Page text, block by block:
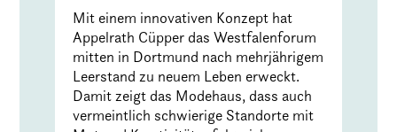
Mit einem innovativen Konzept hat
Appelrath Cüpper das Westfalenforum
mitten in Dortmund nach mehrjährigem
Leerstand zu neuem Leben erweckt.
Damit zeigt das Modehaus, dass auch
vermeintlich schwierige Standorte mit